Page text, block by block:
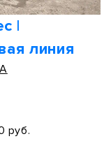
|
линия
руб.